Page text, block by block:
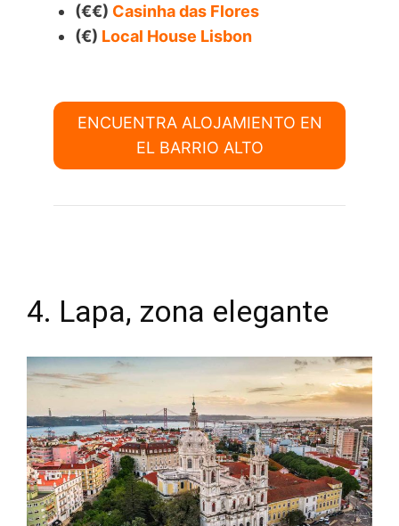
(€€) Casinha das Flores
(€) Local House Lisbon
ENCUENTRA ALOJAMIENTO EN
EL BARRIO ALTO
4. Lapa, zona elegante